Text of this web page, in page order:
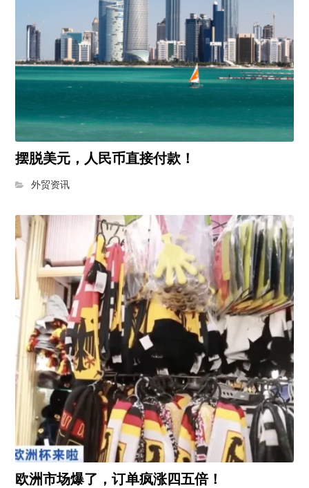
摆脱美元，人民币直接付款！
外贸资讯
欧洲市场爆了，订单疯涨四五倍！